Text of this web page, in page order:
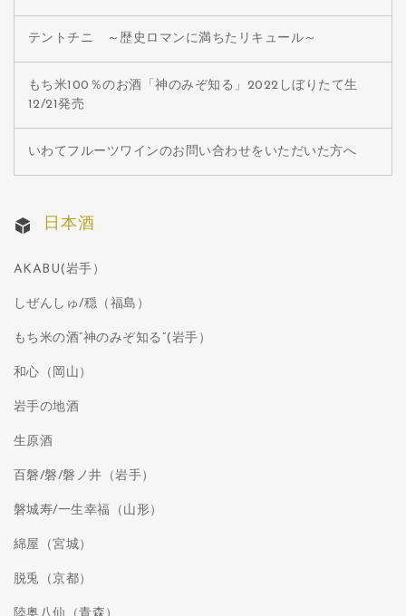
テントチニ ～歴史ロマンに満ちたリキュール～
もち米100％のお酒「神のみぞ知る」2022しぼりたて生
12/21発売
いわてフルーツワインのお問い合わせをいただいた方へ
日本酒
AKABU(岩手）
しぜんしゅ/穏（福島）
もち米の酒”神のみぞ知る”(岩手）
和心（岡山）
岩手の地酒
生原酒
百磐/磐/磐ノ井（岩手）
磐城寿/一生幸福（山形）
綿屋（宮城）
脱兎（京都）